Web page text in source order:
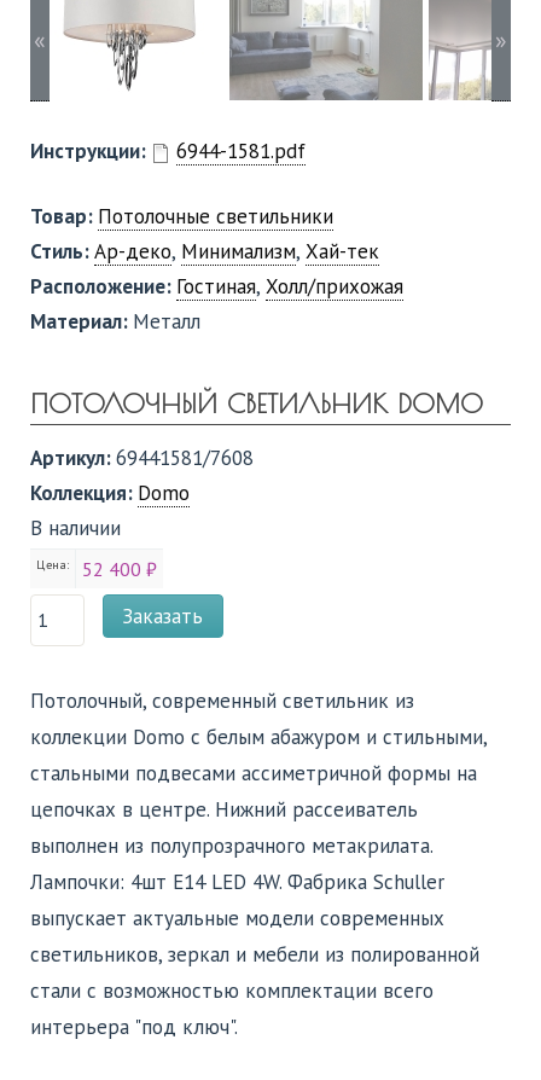
« »
Инструкции: 6944-1581.pdf
Товар: Потолочные светильники
Стиль:Ар-деко, Минимализм, Хай-тек
Расположение: Гостиная, Холл/прихожая
Материал: Металл
ПОТОЛОЧНЫЙ СВЕТИЛЬНИК DOMO
Артикул:69441581/7608
Коллекция: Domo
В наличии
Цена: 52 400 ₽
Заказать
Потолочный, современный светильник из
коллекции Domo с белым абажуром и стильными,
стальными подвесами ассиметричной формы на
цепочках в центре. Нижний рассеиватель
выполнен из полупрозрачного метакрилата.
Лампочки: 4шт E14 LED 4W. Фабрика Schuller
выпускает актуальные модели современных
светильников, зеркал и мебели из полированной
стали с возможностью комплектации всего
интерьера "под ключ".